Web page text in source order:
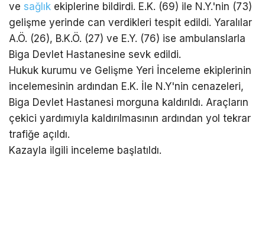
ve sağlık ekiplerine bildirdi. E.K. (69) ile N.Y.'nin (73)
gelişme yerinde can verdikleri tespit edildi. Yaralılar
A.Ö. (26), B.K.Ö. (27) ve E.Y. (76) ise ambulanslarla
Biga Devlet Hastanesine sevk edildi.
Hukuk kurumu ve Gelişme Yeri İnceleme ekiplerinin
incelemesinin ardından E.K. İle N.Y'nin cenazeleri,
Biga Devlet Hastanesi morguna kaldırıldı. Araçların
çekici yardımıyla kaldırılmasının ardından yol tekrar
trafiğe açıldı.
Kazayla ilgili inceleme başlatıldı.